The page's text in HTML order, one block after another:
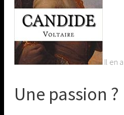
Il en
Une passion ?